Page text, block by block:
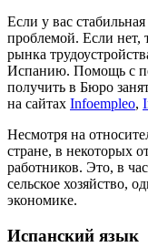
Если у вас
проблемой. Если нет,
рынка
Испанию. Помощь с
получить в Бюро
на сайтах Infoempleo,
Несмотря на
стране, в некоторых
работников. Это, в
сельское хозяйство,
экономике.
Испанский язык